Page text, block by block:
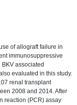
of allograft failure in
immunosuppressive
associated
evaluated in this study.
renal transplant
2008 and 2014. After
reaction (PCR) assay